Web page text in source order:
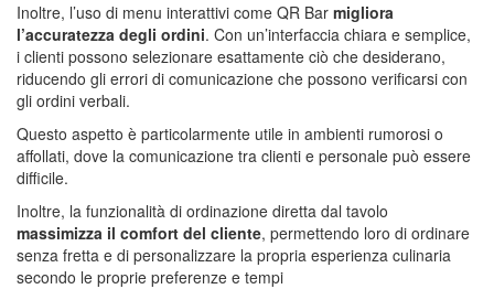
Inoltre, l’uso di menu interattivi come QR Bar migliora
l’accuratezza degli ordini. Con un’interfaccia chiara e semplice,
i clienti possono selezionare esattamente ciò che desiderano,
riducendo gli errori di comunicazione che possono verificarsi con
gli ordini verbali.
Questo aspetto è particolarmente utile in ambienti rumorosi o
affollati, dove la comunicazione tra clienti e personale può essere
difficile.
Inoltre, la funzionalità di ordinazione diretta dal tavolo
massimizza il comfort del cliente, permettendo loro di ordinare
senza fretta e di personalizzare la propria esperienza culinaria
secondo le proprie preferenze e tempi